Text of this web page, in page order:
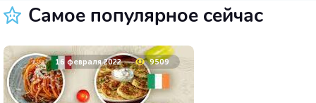
8 апреля 2021 53737
Самое популярное сейчас
16 февраля 2022 9509